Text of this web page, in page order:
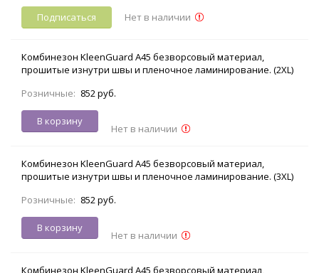
Подписаться Нет в наличии
Комбинезон KleenGuard A45 безворсовый материал,
прошитые изнутри швы и пленочное ламинирование. (2XL)
Розничные: 852 руб.
В корзину
Нет в наличии
Комбинезон KleenGuard A45 безворсовый материал,
прошитые изнутри швы и пленочное ламинирование. (3XL)
Розничные: 852 руб.
В корзину
Нет в наличии
Комбинезон KleenGuard A45 безворсовый материал,